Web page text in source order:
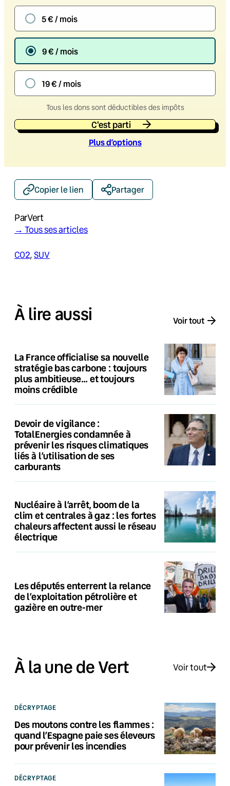
5 € / mois
9 € / mois
19 € / mois
Tous les dons sont déductibles des impôts
C'est parti
Plus d’options
Copier le lien Partager
ParVert
→ Tous ses articles
CO2, SUV
À lire aussi Voir tout
La France officialise sa nouvelle
stratégie bas carbone : toujours
plus ambitieuse… et toujours
moins crédible
Devoir de vigilance :
TotalEnergies condamnée à
prévenir les risques climatiques
liés à l’utilisation de ses
carburants
Nucléaire à l’arrêt, boom de la
clim et centrales à gaz : les fortes
chaleurs affectent aussi le réseau
électrique
Les députés enterrent la relance
de l’exploitation pétrolière et
gazière en outre-mer
À la une de Vert Voir tout
DÉCRYPTAGE
Des moutons contre les flammes :
quand l’Espagne paie ses éleveurs
pour prévenir les incendies
DÉCRYPTAGE